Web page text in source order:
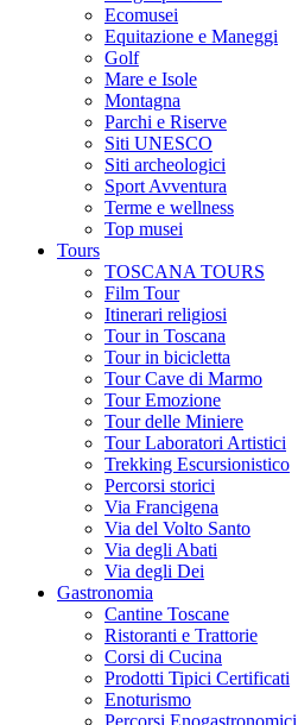
Ecomusei
Equitazione e Maneggi
Golf
Mare e Isole
Montagna
Parchi e Riserve
Siti UNESCO
Siti archeologici
Sport Avventura
Terme e wellness
Top musei
Tours
TOSCANA TOURS
Film Tour
Itinerari religiosi
Tour in Toscana
Tour in bicicletta
Tour Cave di Marmo
Tour Emozione
Tour delle Miniere
Tour Laboratori Artistici
Trekking Escursionistico
Percorsi storici
Via Francigena
Via del Volto Santo
Via degli Abati
Via degli Dei
Gastronomia
Cantine Toscane
Ristoranti e Trattorie
Corsi di Cucina
Prodotti Tipici Certificati
Enoturismo